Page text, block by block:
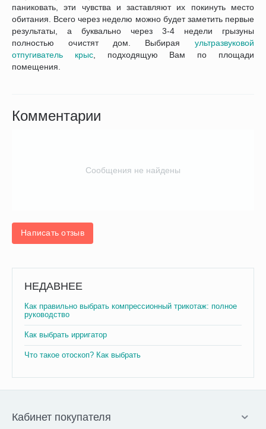
паниковать, эти чувства и заставляют их покинуть место
обитания. Всего через неделю можно будет заметить первые
результаты, а буквально через 3-4 недели грызуны
полностью очистят дом. Выбирая ультразвуковой
отпугиватель крыс, подходящую Вам по площади
помещения.
Комментарии
Сообщения не найдены
Написать отзыв
НЕДАВНЕЕ
Как правильно выбрать компрессионный трикотаж: полное
руководство
Как выбрать ирригатор
Что такое отоскоп? Как выбрать
Кабинет покупателя